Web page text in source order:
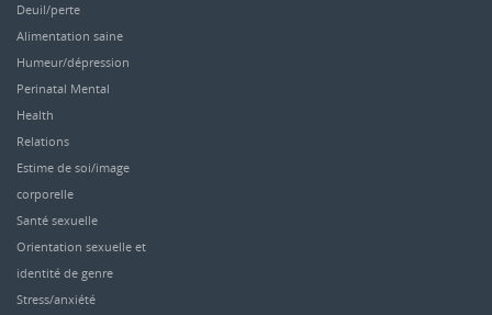
Deuil/perte
Alimentation saine
Humeur/dépression
Perinatal Mental
Health
Relations
Estime de soi/image
corporelle
Santé sexuelle
Orientation sexuelle et
identité de genre
Stress/anxiété